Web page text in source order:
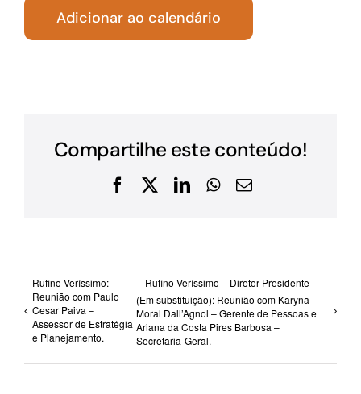
Adicionar ao calendário
Compartilhe este conteúdo!
Facebook
X LinkedInWhatsApp
E-
Rufino Veríssimo:
Reunião com Paulo
Cesar Paiva –
Assessor de Estratégia
e Planejamento.
Rufino Veríssimo – Diretor Presidente
(Em substituição): Reunião com Karyna
Moral Dall’Agnol – Gerente de Pessoas e
Ariana da Costa Pires Barbosa –
Secretaria-Geral.